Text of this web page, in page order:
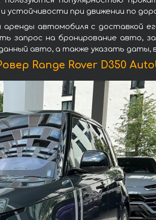
при движении по
автомобиля с доставкой
запрос на бронирование авто,
авто, а также указать
Range Rover D350